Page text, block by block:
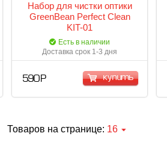
Набор для чистки оптики
GreenBean Perfect Clean
KIT-01
Есть в наличии
Доставка срок 1-3 дня
590 Р купить
Товаров на странице: 16